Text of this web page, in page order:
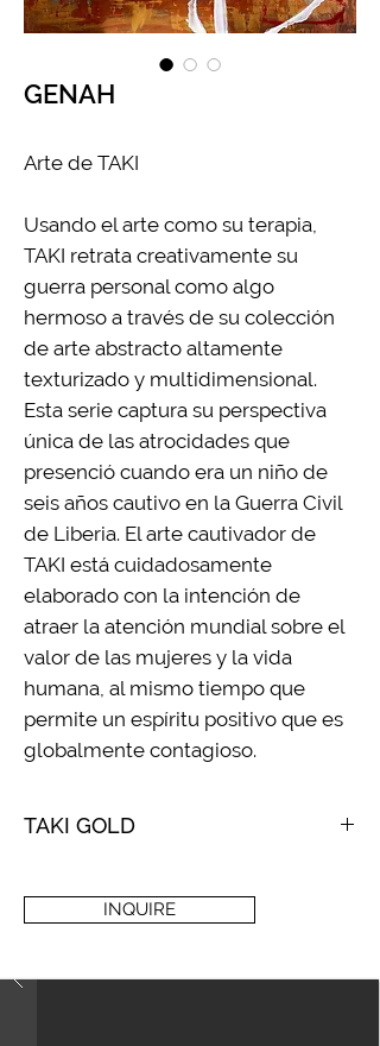
GENAH
Arte de TAKI
Usando el arte como su terapia,
TAKI retrata creativamente su
guerra personal como algo
hermoso a través de su colección
de arte abstracto altamente
texturizado y multidimensional.
Esta serie captura su perspectiva
única de las atrocidades que
presenció cuando era un niño de
seis años cautivo en la Guerra Civil
de Liberia. El arte cautivador de
TAKI está cuidadosamente
elaborado con la intención de
atraer la atención mundial sobre el
valor de las mujeres y la vida
humana, al mismo tiempo que
permite un espíritu positivo que es
globalmente contagioso.
TAKI GOLD
Acrylic and mixed media on canvas
60 x 48 x 2.5 in
INQUIRE